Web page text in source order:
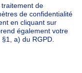
Zevergem
vendre
à vendre